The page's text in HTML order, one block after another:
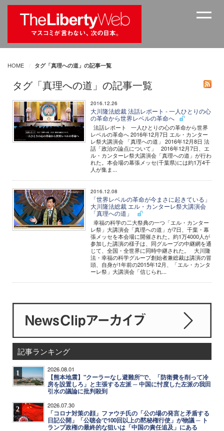
HOME タグ「真理への道」の記事一覧
タグ「真理への道」の記事一覧
2016.12.26
大川隆法総裁 法話レポート - 一人ひとりの心
の革命から世界レベルの革命へ
法話レポート 一人ひとりの心の革命から世界
レベルの革命へ 2016年12月7日 エル・カンター
レ祭大講演会 「真理への道」 2016年12月8日 法
話「政治の論点について」 2016年12月7日、エ
ル・カンターレ祭大講演会「真理への道」が行わ
れた。本会場の幕張メッセ(千葉県)には約1万4千
人が集ま...
2016.12.08
「世界レベルの革命が今まさに起きている」
大川隆法総裁 エル・カンターレ祭大講演会
「真理への道」
幸福の科学の二大祭典の一つ「エル・カンター
レ祭」大講演会「真理への道」が7日、千葉・幕
張メッセを本会場に開催された。約1万4000人が
参加した講演の様子は、同グループの中継網を通
じて、全国・全世界に同時中継された。 大川隆
法・幸福の科学グループ創始者兼総裁は講演の冒
頭、自身が1年前の2015年12月、「エル・カンタ
ーレ祭」大講演会「信じられ...
記事ランキング
1 2026.08.01
【熊本地震】"クーラーなし避難所"で、「防衛費を削って冷
房を設置しろ」と主張する左派 ─ 中国に忖度した左派の我田
引水の議論に批判殺到
2 2026.07.30
「コロナ対策の顔」ファウチ氏の「公の場の発言と矛盾する
日記公開」「公聴会で100回以上の黙秘権行使」が物議 ─ ト
ランプ政権の最終的な狙いは「中国の責任追及」にある